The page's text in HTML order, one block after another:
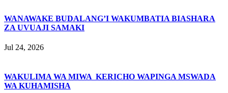
WANAWAKE BUDALANG’I WAKUMBATIA BIASHARA
ZA UVUAJI SAMAKI
Jul 24, 2026
WAKULIMA WA MIWA KERICHO WAPINGA MSWADA
WA KUHAMISHA